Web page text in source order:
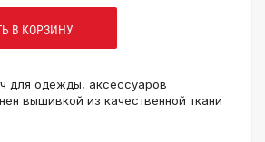
В КОРЗИНУ
для одежды, аксессуаров
вышивкой из качественной ткани